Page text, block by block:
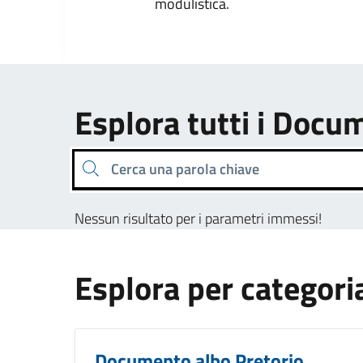
Esplora tutti i
Cerca una parola chiave
Nessun risultato per i parametri immessi!
Esplora per